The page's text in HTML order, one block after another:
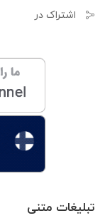
اشتراک در
تبلیغات متنی